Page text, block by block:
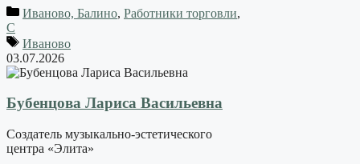
Иваново, Балино, Работники торговли,
С
Иваново
03.07.2026
Бубенцова Лариса Васильевна
Создатель музыкально-эстетического
центра «Элита»